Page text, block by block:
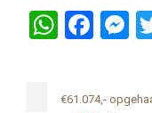
€61.074,-